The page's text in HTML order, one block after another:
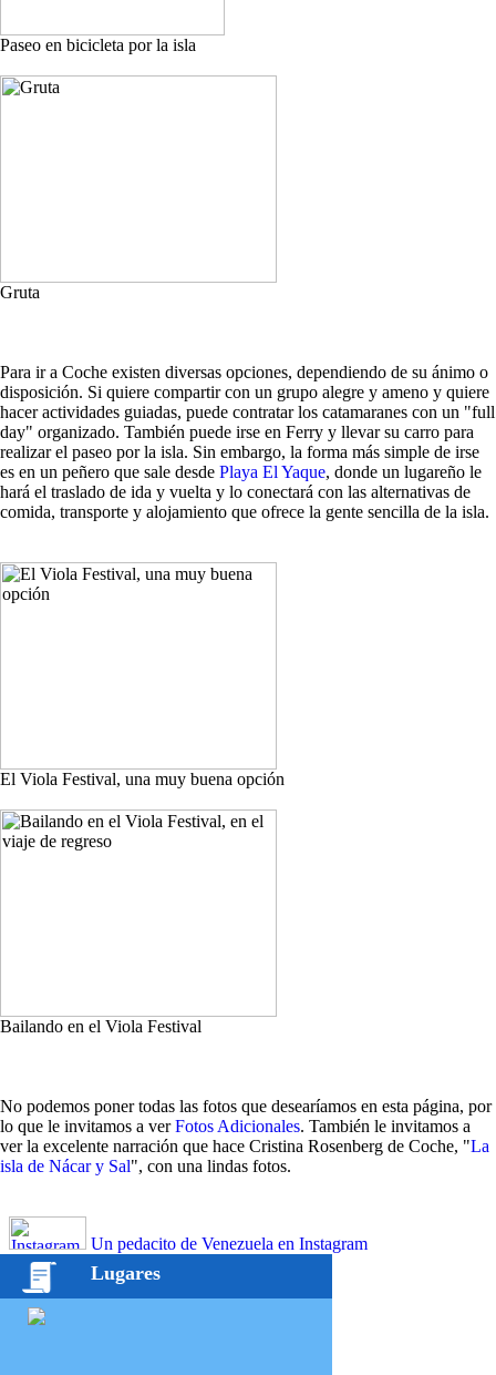
Paseo en bicicleta por la isla
Gruta
Para ir a Coche existen diversas opciones, dependiendo de su ánimo o
disposición. Si quiere compartir con un grupo alegre y ameno y quiere
hacer actividades guiadas, puede contratar los catamaranes con un "full
day" organizado. También puede irse en Ferry y llevar su carro para
realizar el paseo por la isla. Sin embargo, la forma más simple de irse
es en un peñero que sale desde Playa El Yaque, donde un lugareño le
hará el traslado de ida y vuelta y lo conectará con las alternativas de
comida, transporte y alojamiento que ofrece la gente sencilla de la isla.
El Viola Festival, una muy buena opción
Bailando en el Viola Festival
No podemos poner todas las fotos que desearíamos en esta página, por
lo que le invitamos a verFotos Adicionales. También le invitamos a
ver la excelente narración que hace Cristina Rosenberg de Coche, "La
isla de Nácar y Sal", con una lindas fotos.
Un pedacito de Venezuela en Instagram
Lugares